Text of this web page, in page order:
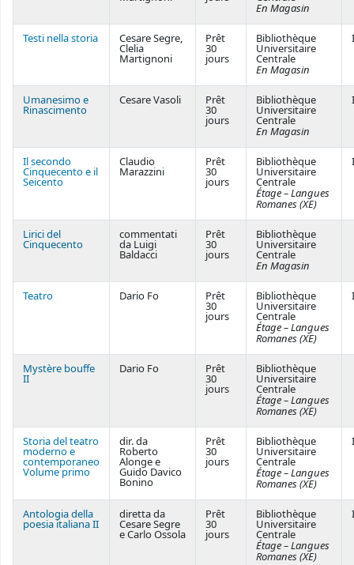
En Magasin
Testi nella storia Cesare Segre,
Clelia
Martignoni
Prêt
30
jours
Bibliothèque
Universitaire
Centrale
En Magasin
Umanesimo e
Rinascimento
Cesare Vasoli Prêt
30
jours
Bibliothèque
Universitaire
Centrale
En Magasin
Il secondo
Cinquecento e il
Seicento
Claudio
Marazzini
Prêt
30
jours
Bibliothèque
Universitaire
Centrale
Étage – Langues
Romanes (XE)
Lirici del
Cinquecento
commentati
da Luigi
Baldacci
Prêt
30
jours
Bibliothèque
Universitaire
Centrale
En Magasin
Teatro Dario Fo Prêt
30
jours
Bibliothèque
Universitaire
Centrale
Étage – Langues
Romanes (XE)
Mystère bouffe
II
Dario Fo Prêt
30
jours
Bibliothèque
Universitaire
Centrale
Étage – Langues
Romanes (XE)
Storia del teatro
moderno e
contemporaneo
Volume primo
dir. da
Roberto
Alonge e
Guido Davico
Bonino
Prêt
30
jours
Bibliothèque
Universitaire
Centrale
Étage – Langues
Romanes (XE)
Antologia della
poesia italiana II
diretta da
Cesare Segre
e Carlo Ossola
Prêt
30
jours
Bibliothèque
Universitaire
Centrale
Étage – Langues
Romanes (XE)